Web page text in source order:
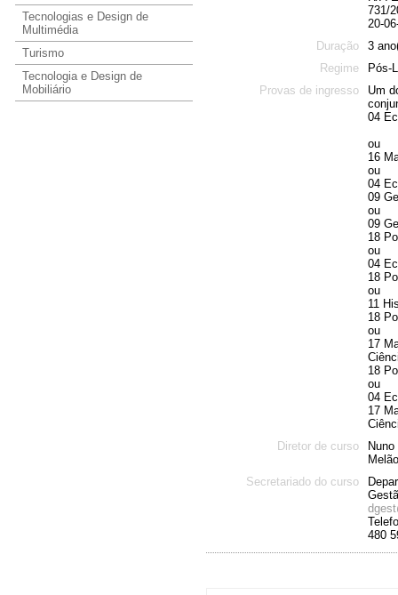
Tecnologias e Design de
Multimédia
Turismo
Tecnologia e Design de
Mobiliário
731/
20-
Duração
3
Regime
Pós-
Provas de ingresso
Um
04
ou
16
ou
04
09
ou
09
18
ou
04
18
ou
11
18
ou
17
18
ou
04
17
Diretor de curso
Melão
Secretariado do curso
480